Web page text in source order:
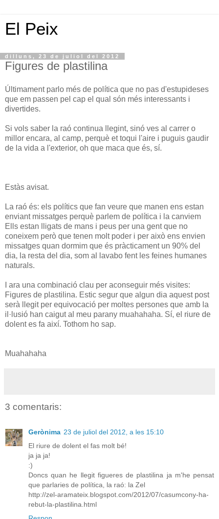
El Peix
dilluns, 23 de juliol del 2012
Figures de plastilina
Últimament parlo més de política que no pas d'estupideses
que em passen pel cap el qual són més interessants i
divertides.
Si vols saber la raó continua llegint, sinó ves al carrer o
millor encara, al camp, perquè et toqui l'aire i puguis gaudir
de la vida a l'exterior, oh que maca que és, sí.
Estàs avisat.
La raó és: els polítics que fan veure que manen ens estan
enviant missatges perquè parlem de política i la canviem
Ells estan lligats de mans i peus per una gent que no
coneixem però que tenen molt poder i per això ens envien
missatges quan dormim que és pràcticament un 90% del
dia, la resta del dia, som al lavabo fent les feines humanes
naturals.
I ara una combinació clau per aconseguir més visites:
Figures de plastilina. Estic segur que algun dia aquest post
serà llegit per equivocació per moltes persones que amb la
il·lusió han caigut al meu parany muahahaha. Sí, el riure de
dolent es fa així. Tothom ho sap.
Muahahaha
3 comentaris:
Gerònima 23 de juliol del 2012, a les 15:10
El riure de dolent el fas molt bé!
ja ja ja!
:)
Doncs quan he llegit figueres de plastilina ja m'he pensat
que parlaries de política, la raó: la Zel
http://zel-aramateix.blogspot.com/2012/07/casumcony-ha-
rebut-la-plastilina.html